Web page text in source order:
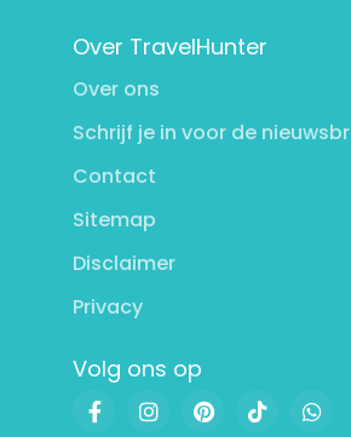
Over TravelHunter
Over ons
Schrijf je in voor de
Contact
Sitemap
Disclaimer
Privacy
Volg ons op